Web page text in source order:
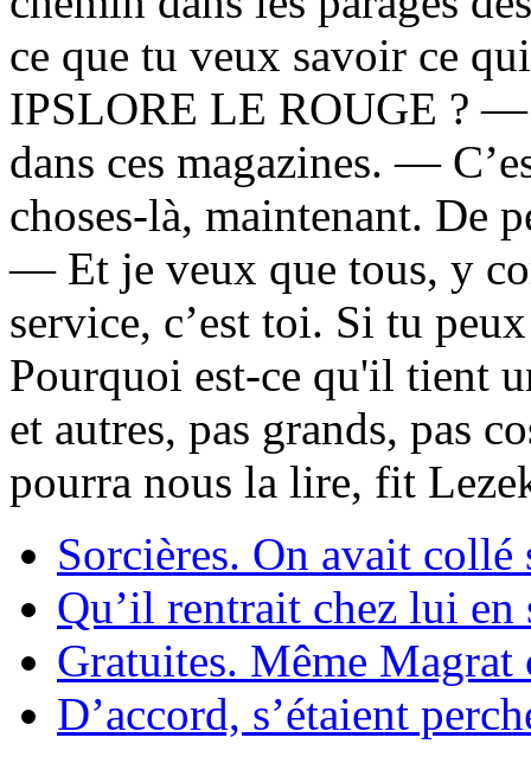
ce que tu veux savoir ce
IPSLORE LE ROUGE ? —
dans ces magazines. —
choses-là, maintenant. De
— Et je veux que tous, y
service, c’est toi. Si tu
Pourquoi est-ce qu'il tient
et autres, pas grands, pas
pourra nous la lire, fit
Sorcières. On avait collé
Qu’il rentrait chez lui en
Gratuites. Même Magrat
D’accord, s’étaient